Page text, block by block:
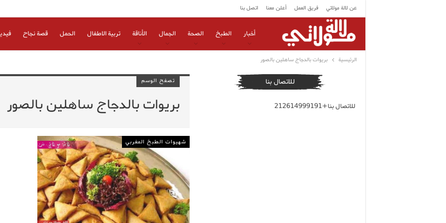
عن لالة مولاتي فريق العمل أعلن معنا اتصل بنا
أخبار الطبخ الصحة الجمال الأناقة تربية الاطفال الحمل قصة نجاح
الرئيسية بريوات بالدجاج ساهلين بالصور
تصفح الوسم
بريوات بالدجاج ساهلين بالصور
شهيوات الطبخ المغربي
للاتصال بنا
للاتصال بنا+212614999191